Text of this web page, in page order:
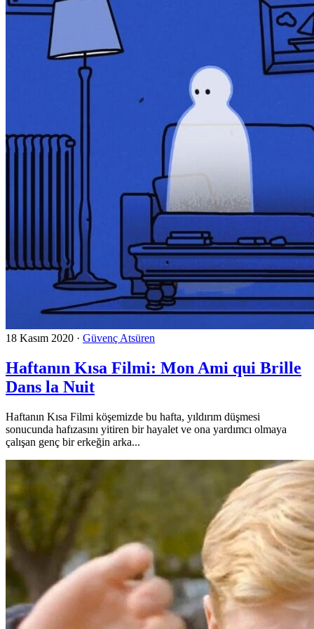
18 Kasım 2020 · Güvenç Atsüren
Haftanın Kısa Filmi: Mon Ami qui Brille
Dans la Nuit
Haftanın Kısa Filmi köşemizde bu hafta, yıldırım düşmesi
sonucunda hafızasını yitiren bir hayalet ve ona yardımcı olmaya
çalışan genç bir erkeğin arka...